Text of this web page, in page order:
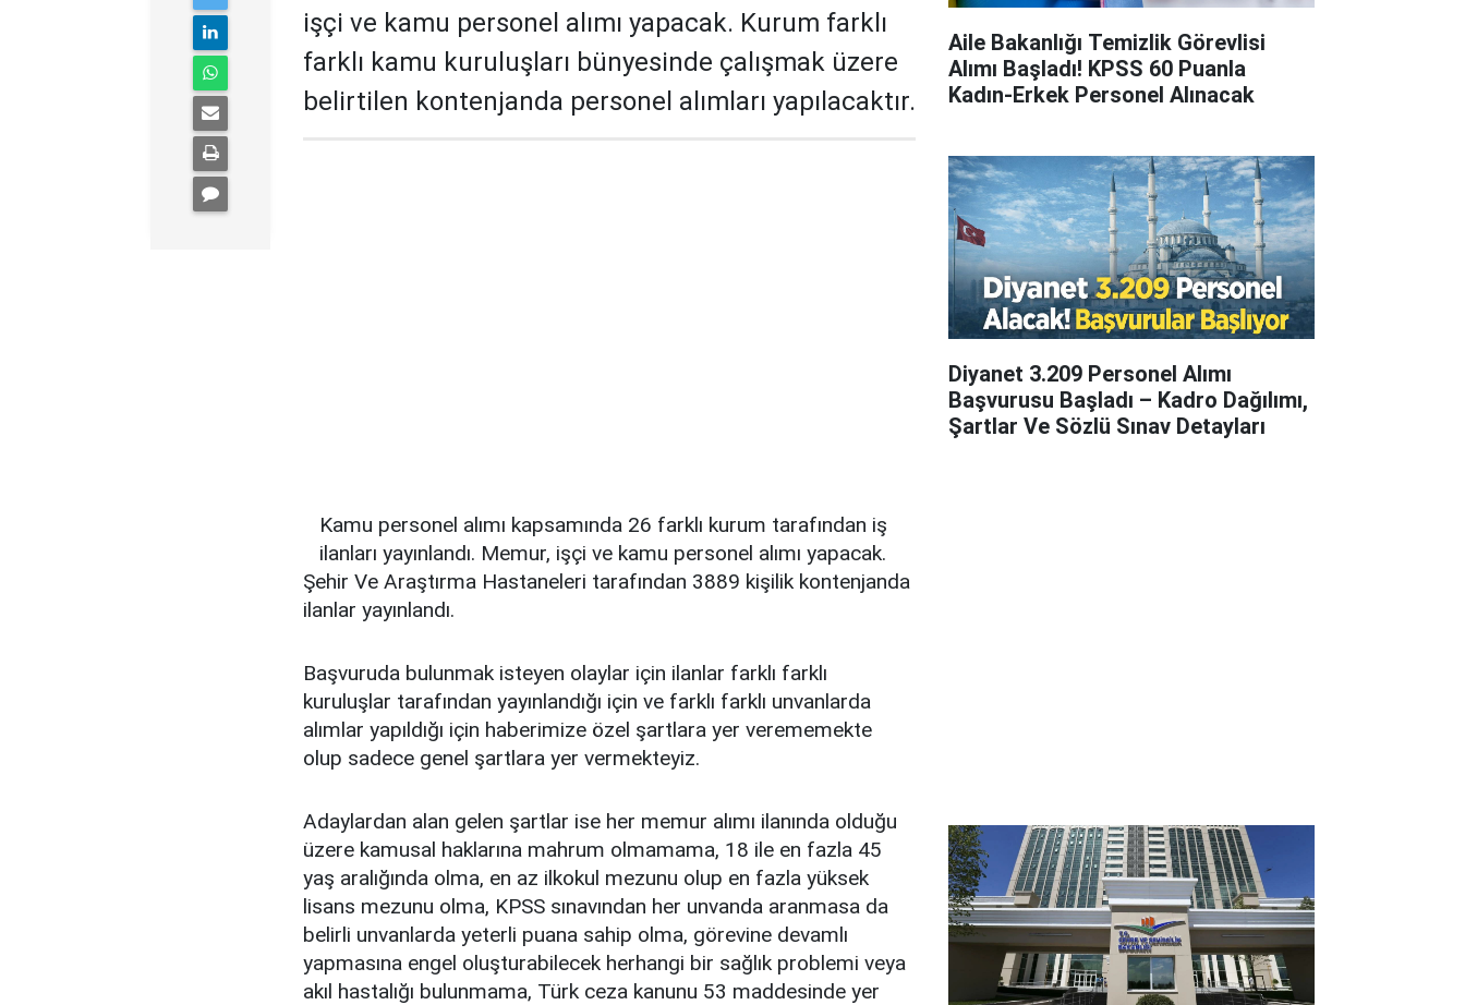
işçi ve kamu personel alımı yapacak. Kurum farklı
farklı kamu kuruluşları bünyesinde çalışmak üzere
belirtilen kontenjanda personel alımları yapılacaktır.
Kamu personel alımı kapsamında 26 farklı kurum tarafından iş
ilanları yayınlandı. Memur, işçi ve kamu personel alımı yapacak.
Şehir Ve Araştırma Hastaneleri tarafından 3889 kişilik kontenjanda
ilanlar yayınlandı.
Başvuruda bulunmak isteyen olaylar için ilanlar farklı farklı
kuruluşlar tarafından yayınlandığı için ve farklı farklı unvanlarda
alımlar yapıldığı için haberimize özel şartlara yer verememekte
olup sadece genel şartlara yer vermekteyiz.
Adaylardan alan gelen şartlar ise her memur alımı ilanında olduğu
üzere kamusal haklarına mahrum olmamama, 18 ile en fazla 45
yaş aralığında olma, en az ilkokul mezunu olup en fazla yüksek
lisans mezunu olma, KPSS sınavından her unvanda aranmasa da
belirli unvanlarda yeterli puana sahip olma, görevine devamlı
yapmasına engel oluşturabilecek herhangi bir sağlık problemi veya
akıl hastalığı bulunmama, Türk ceza kanunu 53 maddesinde yer
Aile Bakanlığı Temizlik Görevlisi
Alımı Başladı! KPSS 60 Puanla
Kadın-Erkek Personel Alınacak
Diyanet 3.209 Personel Alımı
Başvurusu Başladı – Kadro Dağılımı,
Şartlar Ve Sözlü Sınav Detayları